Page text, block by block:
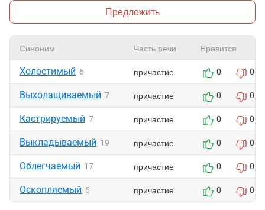
Предложить
Синоним Часть речи Нравится
Холостимый 6 причастие 0 0
Выхолащиваемый 7 причастие 0 0
Кастрируемый 7 причастие 0 0
Выкладываемый 19 причастие 0 0
Облегчаемый 17 причастие 0 0
Оскопляемый 6 причастие 0 0